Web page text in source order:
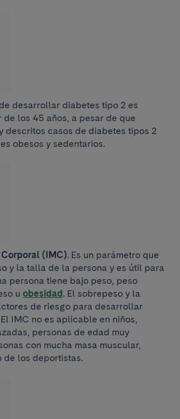
desarrollar diabetes tipo 2 es
de los 45 años, a pesar de que
descritos casos de diabetes tipos 2
obesos y sedentarios.
(IMC). Es un parámetro que
y la talla de la persona y es útil para
persona tiene bajo peso, peso
u obesidad. El sobrepeso y la
de riesgo para desarrollar
IMC no es aplicable en niños,
personas de edad muy
con mucha masa muscular,
de los deportistas.